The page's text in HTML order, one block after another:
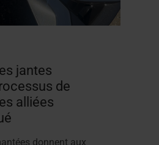
jantes
de
alliées
donnent aux